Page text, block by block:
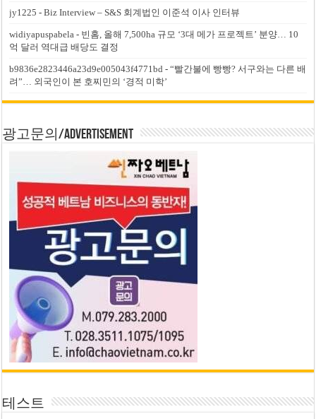
jy1225 -Biz Interview – S&S 회계법인 이준석 이사 인터뷰
widiyapuspabela - 빈홈, 올해 7,500ha 규모 ‘3대 메가 프로젝트’ 분양… 10
억 달러 역대급 배당도 결정
b9836e2823446a23d9e005043f4771bd -“빨간불에 빵빵? 서구와는 다른 배
려”… 외국인이 본 호찌민의 ‘경적 미학’
광고문의/Advertisement
테스트